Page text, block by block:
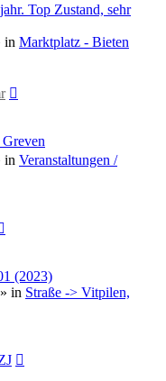
Top Zustand, sehr
in Marktplatz - Bieten
in Veranstaltungen /
(2023)
» in Straße -> Vitpilen,